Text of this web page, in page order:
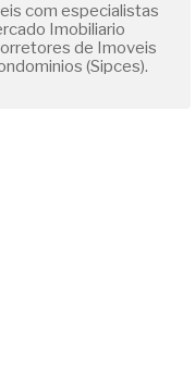
com especialistas
Imobiliario
de Imoveis
(Sipces).